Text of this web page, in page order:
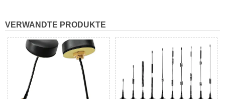
VERWANDTE PRODUKTE